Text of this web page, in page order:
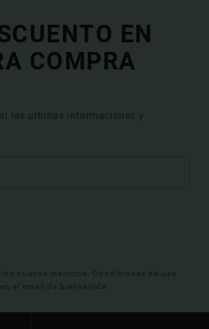
EN
COMPRA
las ultimas informaciones y
los nuevos inscritos. Condiciones de uso
en el email de bienvenida